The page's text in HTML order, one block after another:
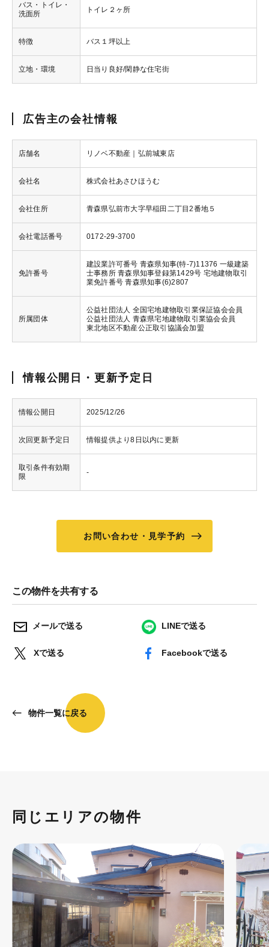
バス・トイレ・
洗面所
トイレ２ヶ所
特徴 バス１坪以上
立地・環境 日当り良好/閑静な住宅街
広告主の会社情報
店舗名 リノベ不動産｜弘前城東店
会社名 株式会社あさひほうむ
会社住所 青森県弘前市大字早稲田二丁目2番地５
会社電話番号 0172-29-3700
免許番号
建設業許可番号 青森県知事(特-7)11376 一級建築
士事務所 青森県知事登録第1429号 宅地建物取引
業免許番号 青森県知事(6)2807
所属団体
公益社団法人 全国宅地建物取引業保証協会会員
公益社団法人 青森県宅地建物取引業協会会員
東北地区不動産公正取引協議会加盟
情報公開日・更新予定日
情報公開日 2025/12/26
次回更新予定日 情報提供より8日以内に更新
取引条件有効期
限
-
お問い合わせ・見学予約
この物件を共有する
メールで送る LINEで送る
Xで送る Facebookで送る
物件一覧に戻る
同じエリアの物件